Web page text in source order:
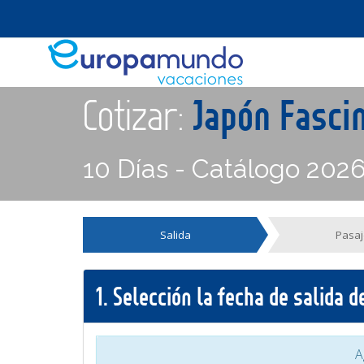
Cotizar: Japón
10 Días - Catálogo
Salida
1. Selección la fecha de salida